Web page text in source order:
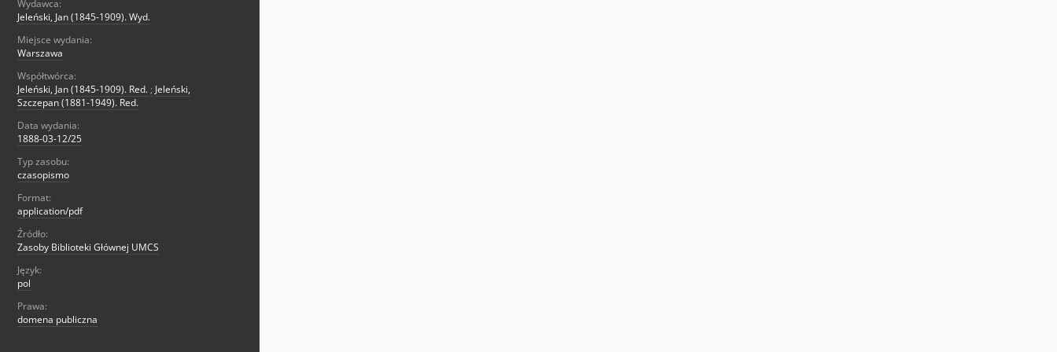
Wydawca:
Jeleński, Jan (1845-1909). Wyd.
Miejsce wydania:
Warszawa
Współtwórca:
Jeleński, Jan (1845-1909). Red. ; Jeleński,
Szczepan (1881-1949). Red.
Data wydania:
1888-03-12/25
Typ zasobu:
czasopismo
Format:
application/pdf
Źródło:
Zasoby Biblioteki Głównej UMCS
Język:
pol
Prawa:
domena publiczna